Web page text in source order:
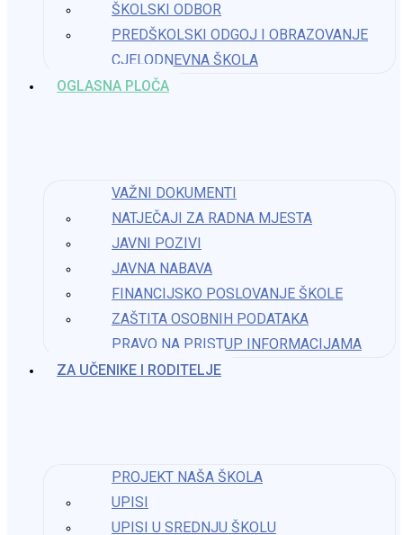
ŠKOLSKI ODBOR
PREDŠKOLSKI ODGOJ I OBRAZOVANJE
CJELODNEVNA ŠKOLA
OGLASNA PLOČA
VAŽNI DOKUMENTI
NATJEČAJI ZA RADNA MJESTA
JAVNI POZIVI
JAVNA NABAVA
FINANCIJSKO POSLOVANJE ŠKOLE
ZAŠTITA OSOBNIH PODATAKA
PRAVO NA PRISTUP INFORMACIJAMA​
ZA UČENIKE I RODITELJE
PROJEKT NAŠA ŠKOLA
UPISI
UPISI U SREDNJU ŠKOLU
Možda nešto kao
Izvod iz Zapisnika 51. sjednice Školskog odbora
Izvod iz zapisnika s 32. sjednice Školskog odbora
6. studenoga 2023.
Izvod iz zapisnika s 14. sjednice ŠO
23. prosinca 2025.
Krnjak
ured@os-kzrinski-krnjak.skole.hr